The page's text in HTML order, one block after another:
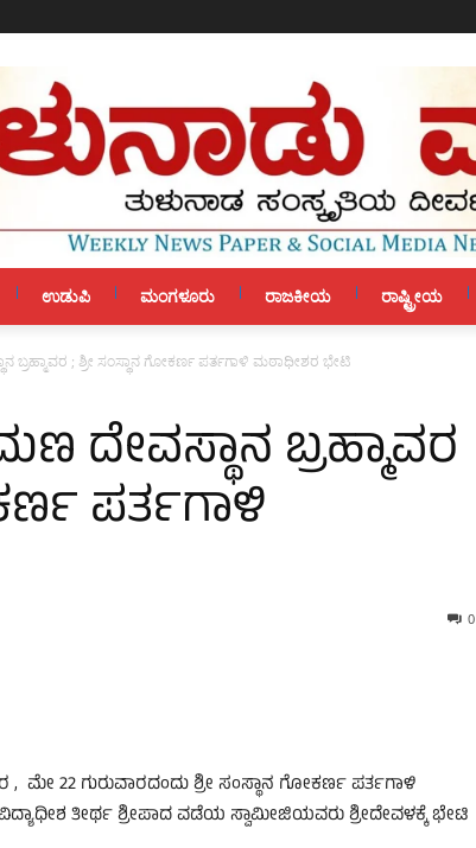
ಉಡುಪಿ ಮಂಗಳೂರು ರಾಜಕೀಯ ರಾಷ್ಟ್ರೀಯ
ಬ್ರಹ್ಮಾವರ ; ಶ್ರೀ ಸಂಸ್ಥಾನ ಗೋಕರ್ಣ ಪರ್ತಗಾಳಿ ಮಠಾಧೀಶರ ಭೇಟಿ
ದೇವಸ್ಥಾನ ಬ್ರಹ್ಮಾವರ
ಪರ್ತಗಾಳಿ
0
, ಮೇ 22 ಗುರುವಾರದಂದು ಶ್ರೀ ಸಂಸ್ಥಾನ ಗೋಕರ್ಣ ಪರ್ತಗಾಳಿ
ತೀರ್ಥ ಶ್ರೀಪಾದ ವಡೆಯ ಸ್ವಾಮೀಜಿಯವರು ಶ್ರೀದೇವಳಕ್ಕೆ ಭೇಟಿ